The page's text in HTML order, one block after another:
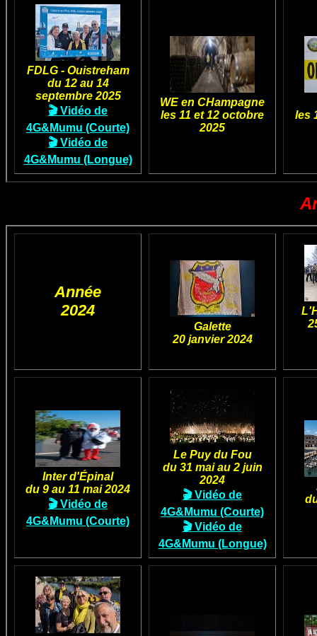
FDLG - Ouistreham
du 12 au 14
septembre 2025
🎬 Vidéo de
4G&Mumu (Courte)
🎬 Vidéo de
4G&Mumu (Longue)
WE en CHampagne
les 11 et 12 octobre
2025
les
Année
2024
Galette
20 janvier 2024
Inter d'Épinal
du 9 au 11 mai 2024
🎬 Vidéo de
4G&Mumu (Courte)
Le Puy du Fou
du 31 mai au 2 juin
2024
🎬 Vidéo de
4G&Mumu (Courte)
🎬 Vidéo de
4G&Mumu (Longue)